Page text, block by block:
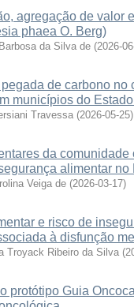
agregação de valor
phaea O. Berg)
da Silva de (2026-
de carbono no
municípios do
Travessa (2026-05-25)
da
alimentar no
Veiga de (2026-03-17)
e risco de
à disfunção
Troyack Ribeiro da Silva (
protótipo Guia